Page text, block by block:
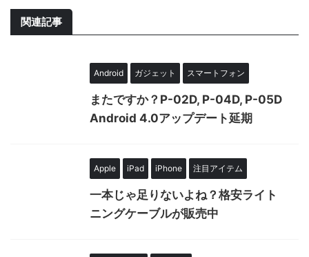
関連記事
Android ガジェット スマートフォン
またですか？P-02D, P-04D, P-05D
Android 4.0アップデート延期
Apple iPad iPhone 注目アイテム
一本じゃ足りないよね？格安ライト
ニングケーブルが販売中